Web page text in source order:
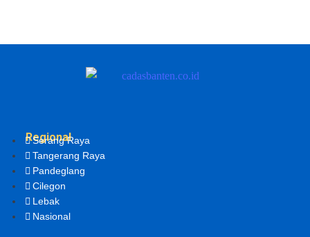
Regional
Serang Raya
Tangerang Raya
Pandeglang
Cilegon
Lebak
Nasional